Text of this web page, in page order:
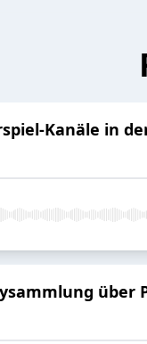
Kanäle in
über